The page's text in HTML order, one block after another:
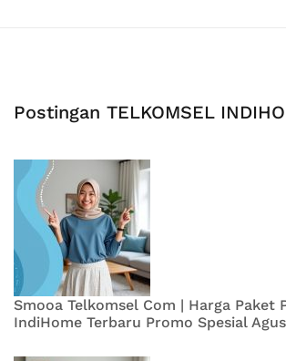
Postingan TELKOMSEL
Smooa Telkomsel Com | Harga Paket
IndiHome Terbaru Promo Spesial